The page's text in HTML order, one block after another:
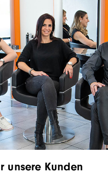
unsere Kunden